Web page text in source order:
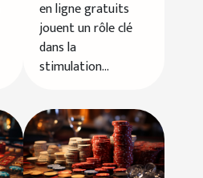
stimulent
l'économie
numérique
en ligne gratuits
jouent un rôle clé
dans la
stimulation...